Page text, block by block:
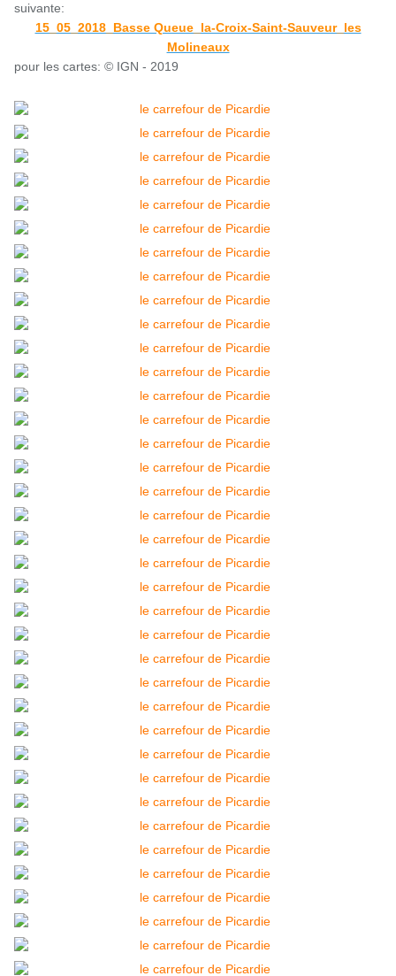
suivante:
15_05_2018_Basse Queue_la-Croix-Saint-Sauveur_les
Molineaux
pour les cartes: © IGN - 2019